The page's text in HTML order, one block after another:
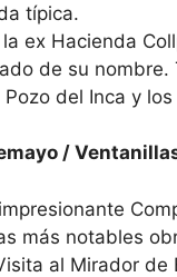
típica.
ex Hacienda
de su
del Inca y
/ Ventanillas
más notables
al Mirador